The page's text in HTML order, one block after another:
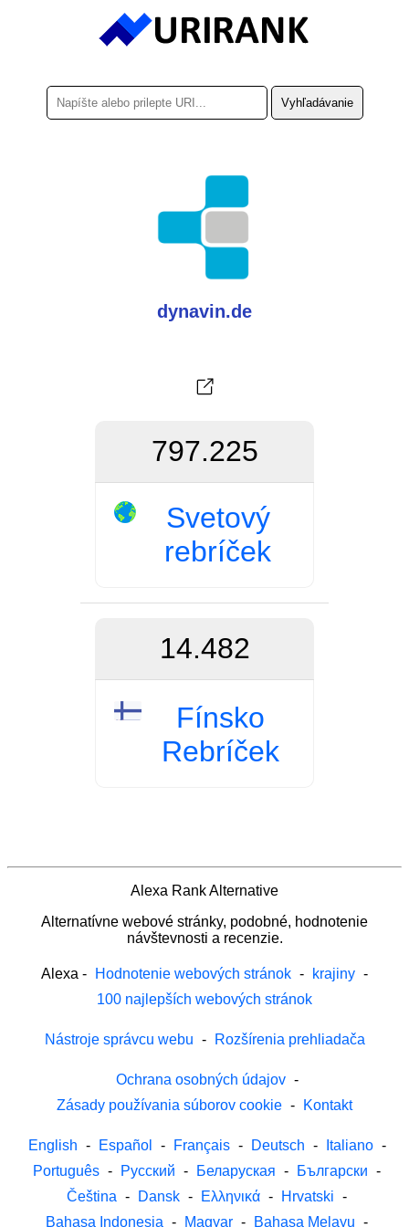
dynavin.de
797.225
Svetový
rebríček
14.482
Fínsko
Rebríček
Alexa Rank Alternative
Alternatívne webové stránky, podobné, hodnotenie
návštevnosti a recenzie.
Alexa - Hodnotenie webových stránok - krajiny -
100 najlepších webových stránok
Nástroje správcu webu - Rozšírenia prehliadača
Ochrana osobných údajov -
Zásady používania súborov cookie - Kontakt
English - Español - Français - Deutsch - Italiano -
Português - Русский - Беларуская - Български -
Čeština - Dansk - Ελληνικά - Hrvatski -
Bahasa Indonesia - Magyar - Bahasa Melayu -